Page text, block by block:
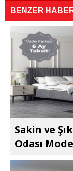
BENZER
Sakin ve
Odası